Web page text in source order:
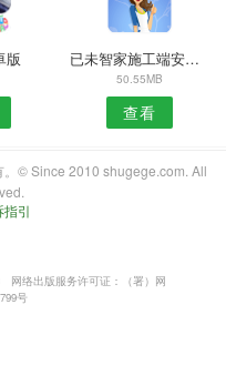
版 已未智家施工端安卓版
50.55MB
查看
© Since 2010 shugege.com. All
引
网络出版服务许可证：（署）网
号